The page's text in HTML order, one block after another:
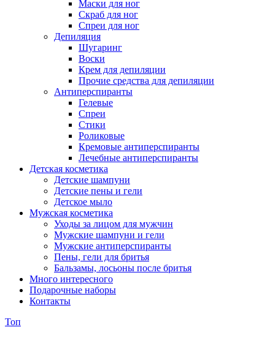
Маски для ног
Скраб для ног
Спреи для ног
Депиляция
Шугаринг
Воски
Крем для депиляции
Прочие средства для депиляции
Антиперспиранты
Гелевые
Спреи
Стики
Роликовые
Кремовые антиперспиранты
Лечебные антиперспиранты
Детская косметика
Детские шампуни
Детские пены и гели
Детское мыло
Мужская косметика
Уходы за лицом для мужчин
Мужские шампуни и гели
Мужские антиперспиранты
Пены, гели для бритья
Бальзамы, лосьоны после бритья
Много интересного
Подарочные наборы
Контакты
Топ